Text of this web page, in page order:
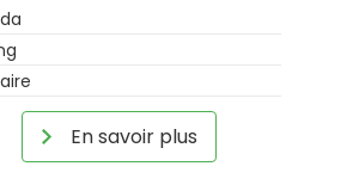
En savoir plus